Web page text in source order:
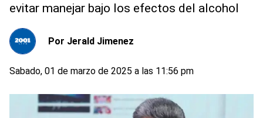
evitar manejar bajo los efectos del alcohol
Por Jerald Jimenez
Sabado, 01 de marzo de 2025 a las 11:56 pm